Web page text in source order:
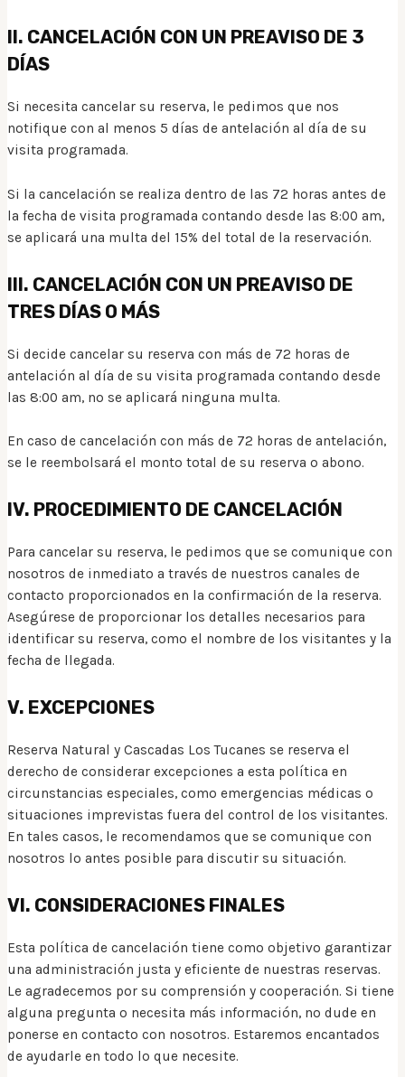
II. CANCELACIÓN CON UN PREAVISO DE 3
DÍAS
Si necesita cancelar su reserva, le pedimos que nos
notifique con al menos 5 días de antelación al día de su
visita programada.
Si la cancelación se realiza dentro de las 72 horas antes de
la fecha de visita programada contando desde las 8:00 am,
se aplicará una multa del 15% del total de la reservación.
III. CANCELACIÓN CON UN PREAVISO DE
TRES DÍAS O MÁS
Si decide cancelar su reserva con más de 72 horas de
antelación al día de su visita programada contando desde
las 8:00 am, no se aplicará ninguna multa.
En caso de cancelación con más de 72 horas de antelación,
se le reembolsará el monto total de su reserva o abono.
IV. PROCEDIMIENTO DE CANCELACIÓN
Para cancelar su reserva, le pedimos que se comunique con
nosotros de inmediato a través de nuestros canales de
contacto proporcionados en la confirmación de la reserva.
Asegúrese de proporcionar los detalles necesarios para
identificar su reserva, como el nombre de los visitantes y la
fecha de llegada.
V. EXCEPCIONES
Reserva Natural y Cascadas Los Tucanes se reserva el
derecho de considerar excepciones a esta política en
circunstancias especiales, como emergencias médicas o
situaciones imprevistas fuera del control de los visitantes.
En tales casos, le recomendamos que se comunique con
nosotros lo antes posible para discutir su situación.
VI. CONSIDERACIONES FINALES
Esta política de cancelación tiene como objetivo garantizar
una administración justa y eficiente de nuestras reservas.
Le agradecemos por su comprensión y cooperación. Si tiene
alguna pregunta o necesita más información, no dude en
ponerse en contacto con nosotros. Estaremos encantados
de ayudarle en todo lo que necesite.